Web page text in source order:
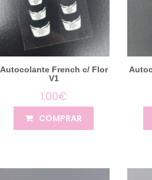
Autocolante French c/ Flor
V1
1.00€
COMPRAR